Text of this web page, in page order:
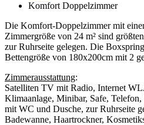
Komfort Doppelzimmer
Die Komfort-Doppelzimmer mit
Zimmergröße von 24 m² sind
zur Ruhrseite gelegen. Die
Bettengröße von 180x200cm mit 2
Zimmerausstattung:
Satelliten TV mit Radio, Internet
Klimaanlage, Minibar, Safe,
mit WC und Dusche, zur Ruhrseite
Badewanne, Haartrockner,